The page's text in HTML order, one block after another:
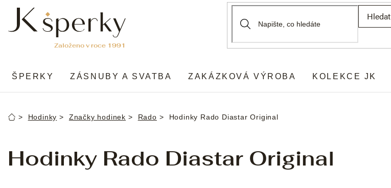
obsah
Hledat
ŠPERKY ZÁSNUBY A SVATBA ZAKÁZKOVÁ VÝROBA KOLEKCE JK
DomůHodinky Značky hodinek Rado Hodinky Rado Diastar Original
Hodinky Rado Diastar Original